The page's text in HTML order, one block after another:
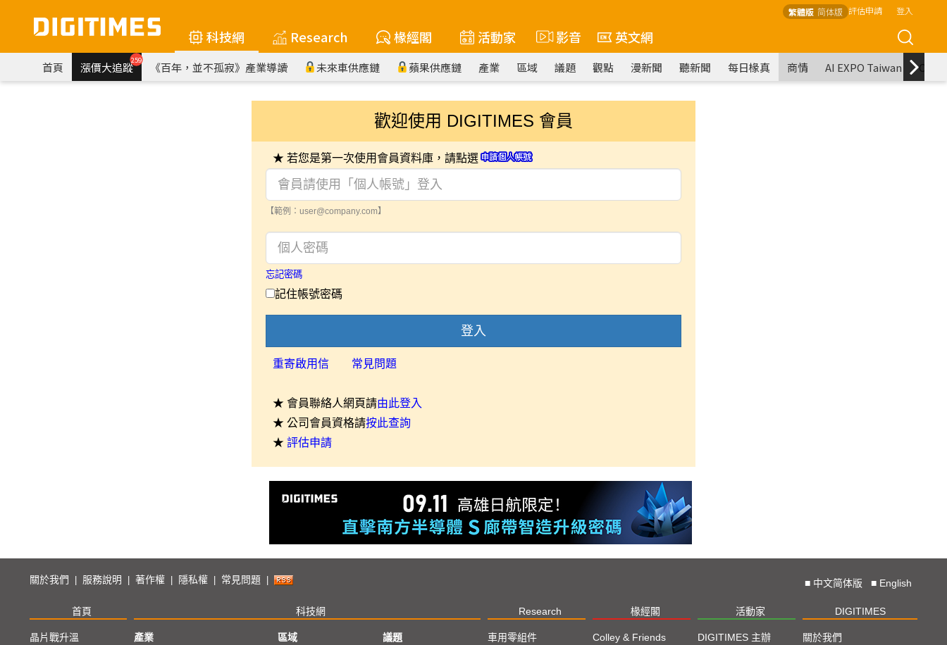
繁體版 简体版 評估申請 登入
科技網 Research 椽經閣 活動家 影音 英文網
首頁 漲價大追蹤259 《百年，並不孤寂》產業導讀 未來車供應鏈 蘋果供應鏈 產業 區域 議題 觀點 漫新聞 聽新聞 每日椽真 商情 AI EXPO Taiwan
歡迎使用 DIGITIMES 會員
★ 若您是第一次使用會員資料庫，請點選
【範例：user@company.com】
忘記密碼
記住帳號密碼
登入
重寄啟用信 常見問題
★ 會員聯絡人網頁請由此登入
★ 公司會員資格請按此查詢
★ 評估申請
關於我們 服務說明 著作權 隱私權 常見問題 ■ 中文简体版 ■ English
首頁 科技網 Research 椽經閣 活動家 DIGITIMES
晶片戰升溫
產業
區域
議題
車用零組件
Colley & Friends
DIGITIMES 主辦
關於我們